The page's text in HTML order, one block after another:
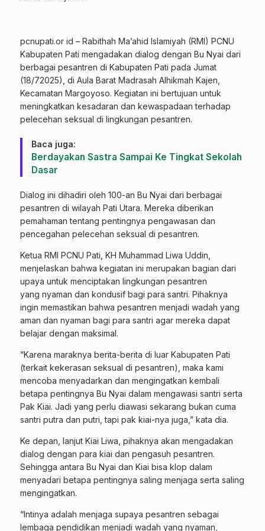
pcnupati.or id – Rabithah Ma’ahid Islamiyah (RMI) PCNU
Kabupaten Pati mengadakan dialog dengan Bu Nyai dari
berbagai pesantren di Kabupaten Pati pada Jumat
(18/72025), di Aula Barat Madrasah Alhikmah Kajen,
Kecamatan Margoyoso. Kegiatan ini bertujuan untuk
meningkatkan kesadaran dan kewaspadaan terhadap
pelecehan seksual di lingkungan pesantren.
Baca juga:
Berdayakan Sastra Sampai Ke Tingkat Sekolah
Dasar
Dialog ini dihadiri oleh 100-an Bu Nyai dari berbagai
pesantren di wilayah Pati Utara. Mereka diberikan
pemahaman tentang pentingnya pengawasan dan
pencegahan pelecehan seksual di pesantren.
Ketua RMI PCNU Pati, KH Muhammad Liwa Uddin,
menjelaskan bahwa kegiatan ini merupakan bagian dari
upaya untuk menciptakan lingkungan pesantren
yang nyaman dan kondusif bagi para santri. Pihaknya
ingin memastikan bahwa pesantren menjadi wadah yang
aman dan nyaman bagi para santri agar mereka dapat
belajar dengan maksimal.
“Karena maraknya berita-berita di luar Kabupaten Pati
(terkait kekerasan seksual di pesantren), maka kami
mencoba menyadarkan dan mengingatkan kembali
betapa pentingnya Bu Nyai dalam mengawasi santri serta
Pak Kiai. Jadi yang perlu diawasi sekarang bukan cuma
santri putra dan putri, tapi pak kiai-nya juga,” kata dia.
Ke depan, lanjut Kiai Liwa, pihaknya akan mengadakan
dialog dengan para kiai dan pengasuh pesantren.
Sehingga antara Bu Nyai dan Kiai bisa klop dalam
menyadari betapa pentingnya saling menjaga serta saling
mengingatkan.
“Intinya adalah menjaga supaya pesantren sebagai
lembaga pendidikan menjadi wadah yang nyaman,